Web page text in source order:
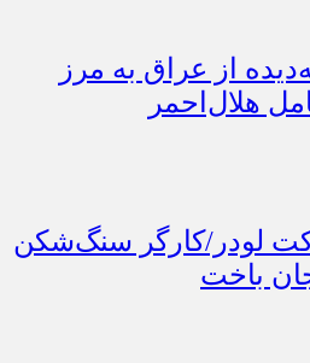
حادثه‌دیده از عراق به مرز
هلال‌احمر
لودر/کارگر سنگ‌شکن
باخت